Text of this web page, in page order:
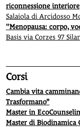
riconnessione interiore
Salaiola di Arcidosso
"Menopausa: corpo,
Basis via Corzes 97
Corsi
Cambia vita
Trasformano”
Master in
Master di Biodinamica